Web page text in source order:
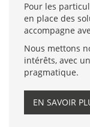
Pour les
en place des
accompagne
Nous mettons
intérêts, avec
pragmatique.
EN SAVOIR